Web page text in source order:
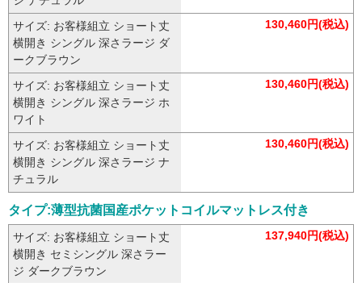
サイズ: お客様組立 ショート丈
横開き シングル 深さラージ ダ
ークブラウン
130,460円(税込)
サイズ: お客様組立 ショート丈
横開き シングル 深さラージ ホ
ワイト
130,460円(税込)
サイズ: お客様組立 ショート丈
横開き シングル 深さラージ ナ
チュラル
130,460円(税込)
タイプ:薄型抗菌国産ポケットコイルマットレス付き
サイズ: お客様組立 ショート丈
横開き セミシングル 深さラー
ジ ダークブラウン
137,940円(税込)